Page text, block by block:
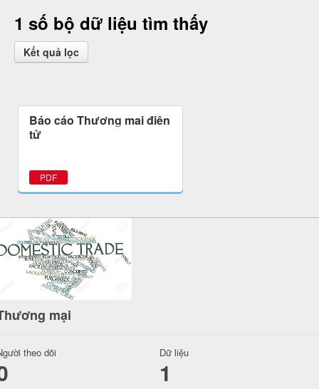
1 số bộ dữ liệu tìm thấy
Kết quả lọc
Báo cáo Thương mại điện
tử
PDF
mại
theo dõi Dữ liệu
1